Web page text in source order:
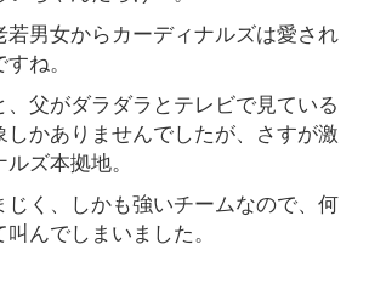
若男女からカーディナルズは愛され
ね。
、父がダラダラとテレビで見ている
しかありませんでしたが、さすが激
ズ本拠地。
じく、しかも強いチームなので、何
んでしまいました。